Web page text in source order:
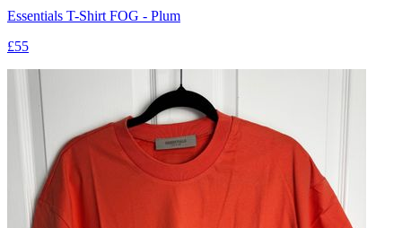
Essentials T-Shirt FOG - Plum
£55